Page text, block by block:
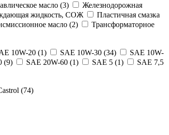
масло (3)
Железнодорожная
жидкость, СОЖ
Пластичная смазка
масло (2)
Трансформаторное
10W-20 (1) SAE 10W-30 (34)
SAE 10W-
(9) SAE 20W-60 (1) SAE 5 (1)
SAE 7,5
(74)